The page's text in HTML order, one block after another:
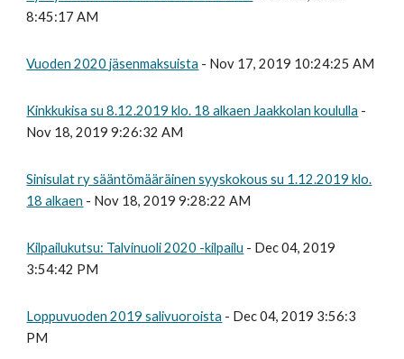
8:45:17 AM
Vuoden 2020 jäsenmaksuista - Nov 17, 2019 10:24:25 AM
Kinkkukisa su 8.12.2019 klo. 18 alkaen Jaakkolan koululla -
Nov 18, 2019 9:26:32 AM
Sinisulat ry sääntömääräinen syyskokous su 1.12.2019 klo.
18 alkaen - Nov 18, 2019 9:28:22 AM
Kilpailukutsu: Talvinuoli 2020 -kilpailu - Dec 04, 2019
3:54:42 PM
Loppuvuoden 2019 salivuoroista - Dec 04, 2019 3:56:3
PM